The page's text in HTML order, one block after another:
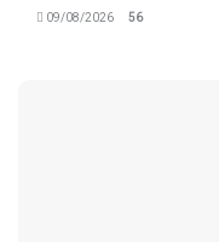
09/08/2026 56